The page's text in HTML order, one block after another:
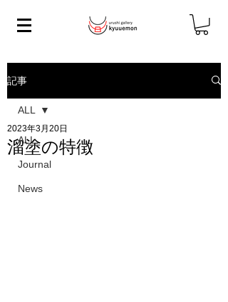
記事
ALL
Journal
News
ALL
溜塗の特徴
2023年3月20日